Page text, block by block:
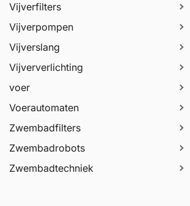
Vijverfilters
Vijverpompen
Vijverslang
Vijververlichting
voer
Voerautomaten
Zwembadfilters
Zwembadrobots
Zwembadtechniek